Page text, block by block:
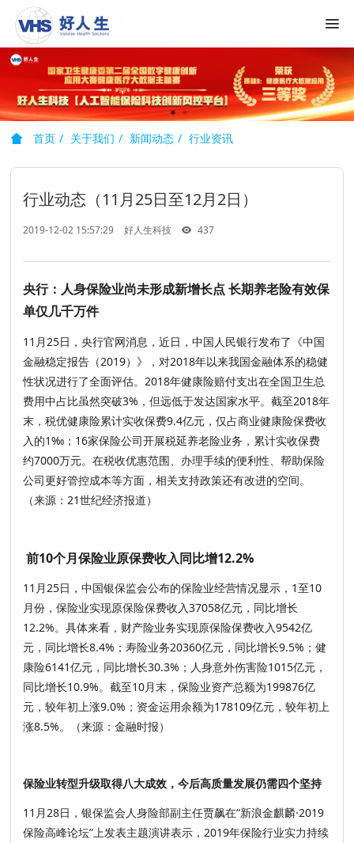
首页 关于我们 新闻动态 行业资讯
行业动态（11月25日至12月2日）
2019-12-02 15:57:29 好人生科技 437
央行：人身保险业尚未形成新增长点 长期养老险有效保
单仅几千万件
11月25日，央行官网消息，近日，中国人民银行发布了《中国
金融稳定报告（2019）》，对2018年以来我国金融体系的稳健
性状况进行了全面评估。2018年健康险赔付支出在全国卫生总
费用中占比虽然突破3%，但远低于发达国家水平。截至2018年
末，税优健康险累计实收保费9.4亿元，仅占商业健康险保费收
入的1‰；16家保险公司开展税延养老险业务，累计实收保费
约7000万元。在税收优惠范围、办理手续的便利性、帮助保险
公司更好管控成本等方面，相关支持政策还有改进的空间。
（来源：21世纪经济报道）
前10个月保险业原保费收入同比增12.2%
11月25日，中国银保监会公布的保险业经营情况显示，1至10
月份，保险业实现原保险保费收入37058亿元，同比增长
12.2%。具体来看，财产险业务实现原保险保费收入9542亿
元，同比增长8.4%；寿险业务20360亿元，同比增长9.5%；健
康险6141亿元，同比增长30.3%；人身意外伤害险1015亿元，
同比增长10.9%。截至10月末，保险业资产总额为199876亿
元，较年初上涨9.0%；资金运用余额为178109亿元，较年初上
涨8.5%。（来源：金融时报）
保险业转型升级取得八大成效，今后高质量发展仍需四个坚持
11月28日，银保监会人身险部副主任贾飙在“新浪金麒麟·2019
保险高峰论坛”上发表主题演讲表示，2019年保险行业实力持续